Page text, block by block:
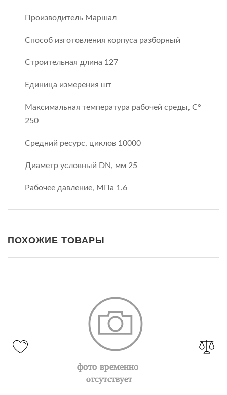
Производитель Маршал
Способ изготовления корпуса разборный
Строительная длина 127
Единица измерения шт
Максимальная температура рабочей среды, С°
250
Средний ресурс, циклов 10000
Диаметр условный DN, мм 25
Рабочее давление, МПа 1.6
ПОХОЖИЕ ТОВАРЫ